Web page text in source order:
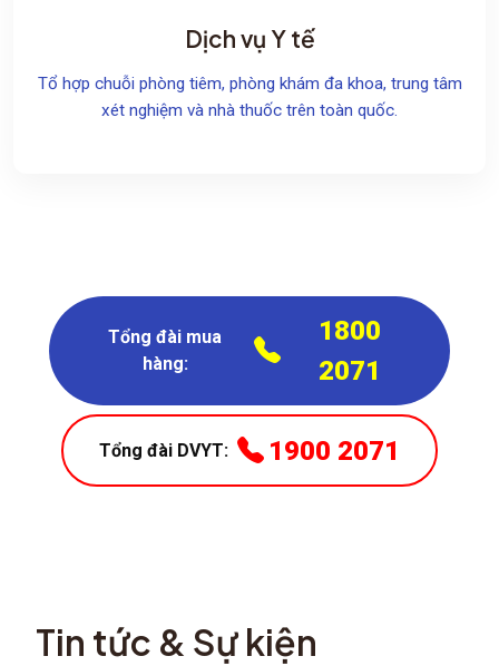
Dịch vụ Y tế
Tổ hợp chuỗi phòng tiêm, phòng khám đa khoa, trung tâm
xét nghiệm và nhà thuốc trên toàn quốc.
Tổng đài mua
hàng:
1800
2071
Tổng đài DVYT: 1900 2071
Tin tức & Sự kiện